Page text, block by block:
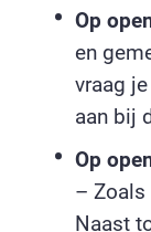
Op
en
vraag
aan bij
Op
– Zoals
Naast